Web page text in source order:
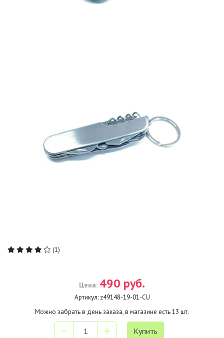
(1)
Цена: 490 руб.
Артикул: z49148-19-01-CU
Можно забрать в день заказа, в магазине есть13 шт.